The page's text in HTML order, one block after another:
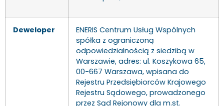
Deweloper
ENERIS Centrum Usług Wspólnych
spółka z ograniczoną
odpowiedzialnością z siedzibą w
Warszawie, adres: ul. Koszykowa 65,
00-667 Warszawa, wpisana do
Rejestru Przedsiębiorców Krajowego
Rejestru Sądowego, prowadzonego
przez Sąd Rejonowy dla m.st.